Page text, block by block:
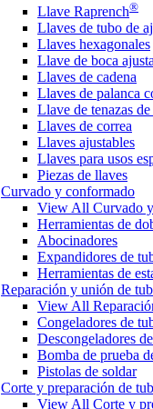
Llave Raprench®
Llaves de tubo de
Llaves hexagonales
Llave de boca
Llaves de cadena
Llaves de palanca
Llave de tenazas de
Llaves de correa
Llaves ajustables
Llaves para usos
Piezas de llaves
Curvado y conformado
View All Curvado
Herramientas de
Abocinadores
Expandidores de
Herramientas de
Reparación y unión de
View All
Congeladores de
Descongeladores
Bomba de prueba
Pistolas de soldar
Corte y preparación de
View All Corte y